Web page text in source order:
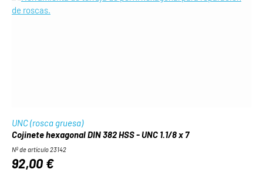
UNC (rosca gruesa)
Cojinete hexagonal DIN 382 HSS - UNC 1.1/8 x 7
Nº de artículo 23142
92,00 €